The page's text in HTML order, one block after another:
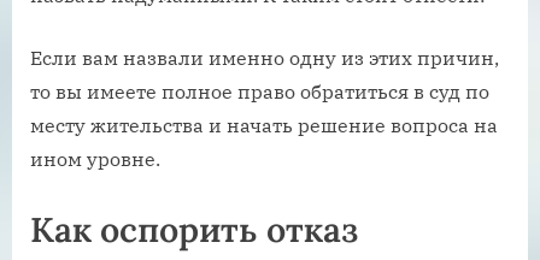
Если вам назвали именно одну из этих причин,
то вы имеете полное право обратиться в суд по
месту жительства и начать решение вопроса на
ином уровне.
Как оспорить отказ